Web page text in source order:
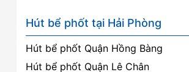
Hút bể phốt tại Hải Phòng
Hút bể phốt Quận Hồng Bàng
Hút bể phốt Quận Lê Chân